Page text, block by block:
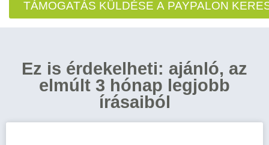
TÁMOGATÁS KÜLDÉSE A PAYPALON
Ez is érdekelheti: ajánló, az
elmúlt 3 hónap legjobb
írásaiból